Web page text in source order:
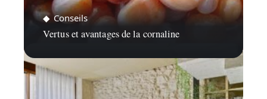
Conseils
Vertus et avantages de la cornaline